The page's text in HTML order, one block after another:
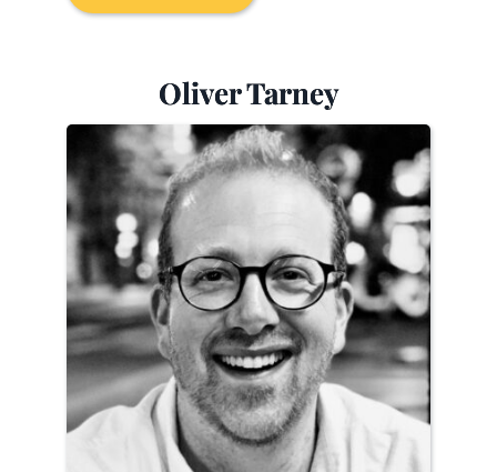
Oliver Tarney